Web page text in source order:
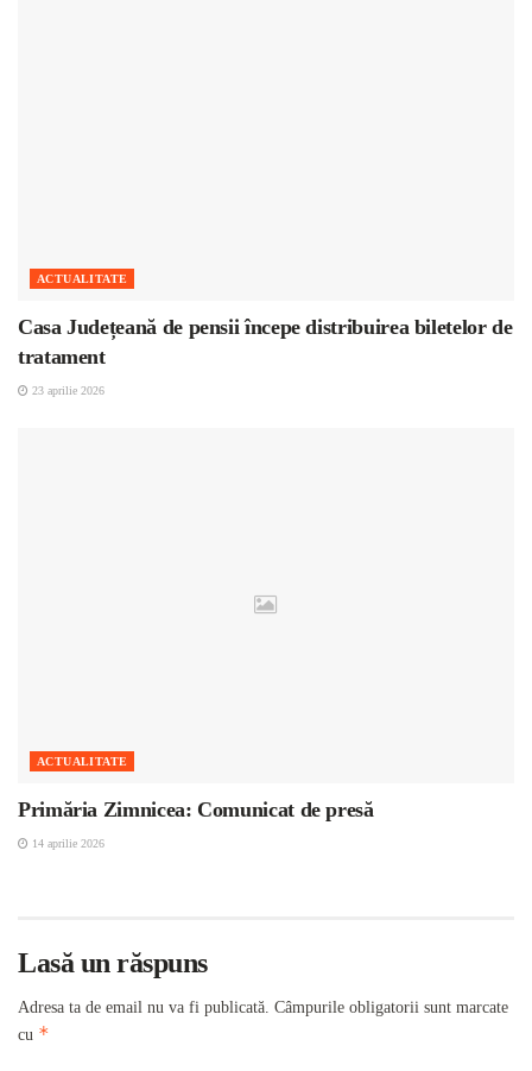
ACTUALITATE
Casa Județeană de pensii începe distribuirea biletelor de
tratament
23 aprilie 2026
ACTUALITATE
Primăria Zimnicea: Comunicat de presă
14 aprilie 2026
Lasă un răspuns
Adresa ta de email nu va fi publicată. Câmpurile obligatorii sunt marcate
cu *